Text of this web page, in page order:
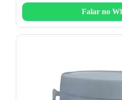
Falar no